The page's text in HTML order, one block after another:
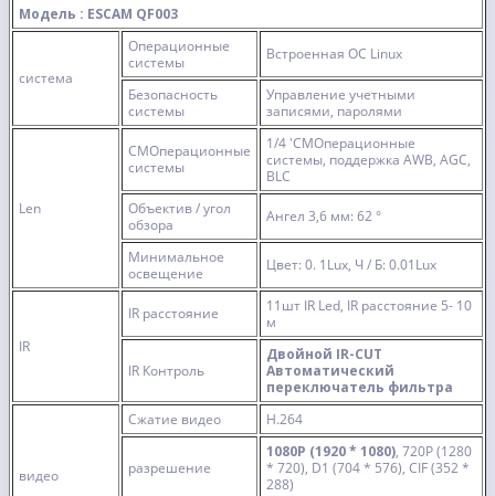
Модель : ESCAM QF003
система
Операционные
системы
Встроенная ОС Linux
Безопасность
системы
Управление учетными
записями, паролями
Len
CMОперационные
системы
1/4 'CMОперационные
системы, поддержка AWB, AGC,
BLC
Объектив / угол
обзора
Ангел 3,6 мм: 62 °
Минимальное
освещение
Цвет: 0. 1Lux, Ч / Б: 0.01Lux
IR
IR расстояние
11шт IR Led, IR расстояние 5- 10
м
IR Контроль
Двойной IR-CUT
Автоматический
переключатель фильтра
видео
Сжатие видео H.264
разрешение
1080P (1920 * 1080), 720P (1280
* 720), D1 (704 * 576), CIF (352 *
288)